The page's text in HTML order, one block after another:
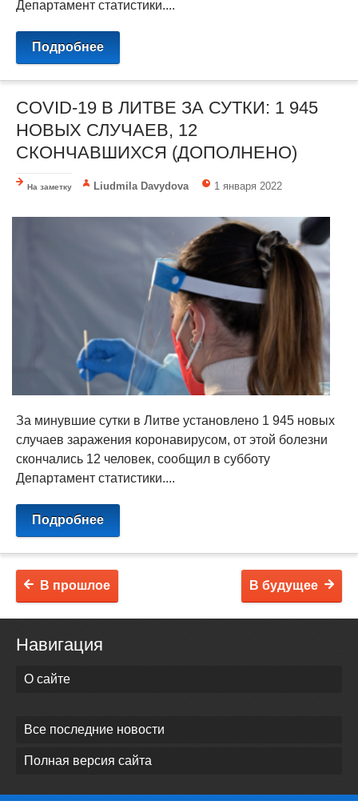
Департамент статистики....
Подробнее
COVID-19 В ЛИТВЕ ЗА СУТКИ: 1 945
НОВЫХ СЛУЧАЕВ, 12
СКОНЧАВШИХСЯ (ДОПОЛНЕНО)
На заметку Liudmila Davydova 1 января 2022
За минувшие сутки в Литве установлено 1 945 новых
случаев заражения коронавирусом, от этой болезни
скончались 12 человек, сообщил в субботу
Департамент статистики....
Подробнее
В будущее
В прошлое
Навигация
О сайте
Все последние новости
Полная версия сайта